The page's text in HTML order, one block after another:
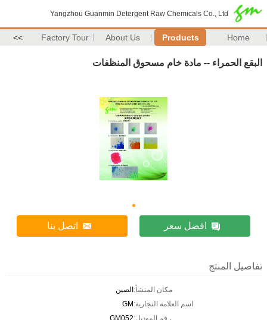
Yangzhou Guanmin Detergent Raw Chemicals Co., Ltd
Home
Products
About Us
Factory Tour
>>
البقع الحمراء -- مادة خام مسحوق المنظفات
افضل سعر اتصل بنا
تفاصيل المنتج
مكان المنشأ:الصين
اسم العلامة التجارية:GM
رقم الموديل:GM052